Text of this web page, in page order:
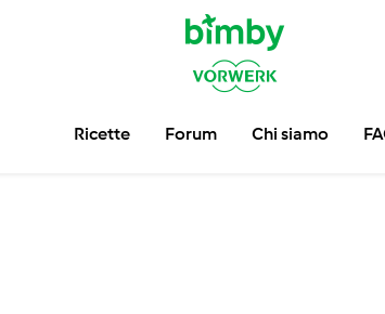
Ricette Forum Chi siamo